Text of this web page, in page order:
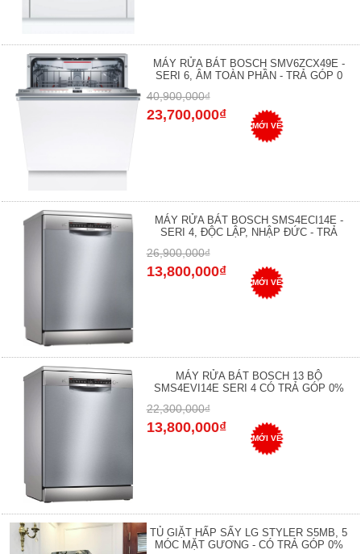
MÁY RỬA BÁT BOSCH SMV6ZCX49E -
SERI 6, ÂM TOÀN PHẦN - TRẢ GÓP 0
40,900,000₫
23,700,000₫
MỚI VỀ
MÁY RỬA BÁT BOSCH SMS4ECI14E -
SERI 4, ĐỘC LẬP, NHẬP ĐỨC - TRẢ
26,900,000₫
13,800,000₫
MỚI VỀ
MÁY RỬA BÁT BOSCH 13 BỘ
SMS4EVI14E SERI 4 CÓ TRẢ GÓP 0%
22,300,000₫
13,800,000₫
MỚI VỀ
TỦ GIẶT HẤP SẤY LG STYLER S5MB, 5
MÓC MẶT GƯƠNG - CÓ TRẢ GÓP 0%